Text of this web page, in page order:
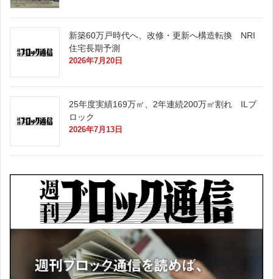
新築60万戸時代へ、改修・更新へ構造転換 NRI
住宅長期予測
2026年7月20日
25年度実績169万㎡、2年連続200万㎡割れ ILブ
ロック
2026年7月13日